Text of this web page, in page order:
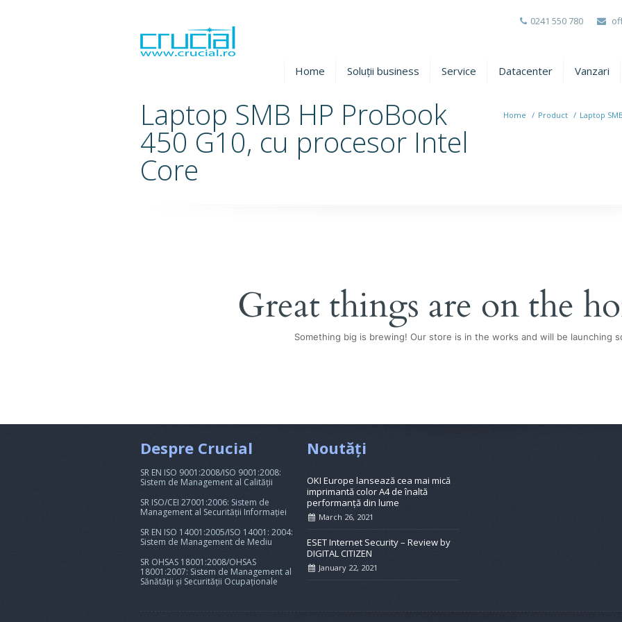
0241 550 780
Home Soluții business Service Datacenter Vanzari
Laptop SMB HP ProBook
450 G10, cu procesor Intel
Core
Home / Product / Laptop
Great things are on the
Something big is brewing! Our store is in the works and will be launching
Despre Crucial
SR EN ISO 9001:2008/ISO 9001:2008:
Sistem de Management al Calității
SR ISO/CEI 27001:2006: Sistem de
Management al Securității Informației
SR EN ISO 14001:2005/ISO 14001: 2004:
Sistem de Management de Mediu
SR OHSAS 18001:2008/OHSAS
18001:2007: Sistem de Management al
Sănătății și Securității Ocupaționale
Noutăți
OKI Europe lansează cea mai mică
imprimantă color A4 de înaltă
performanță din lume
March 26, 2021
ESET Internet Security – Review by
DIGITAL CITIZEN
January 22, 2021